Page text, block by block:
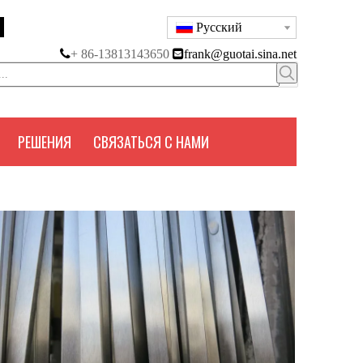
Pусский
+ 86-13813143650 frank@guotai.sina.net
РЕШЕНИЯ СВЯЗАТЬСЯ С НАМИ